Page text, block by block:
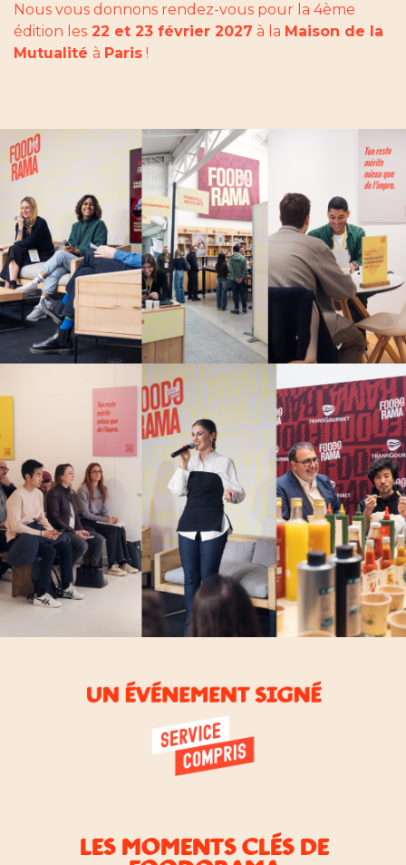
Nous vous donnons rendez-vous pour la 4ème
édition les 22 et 23 février 2027 à la Maison de la
Mutualité à Paris !
LES MOMENTS CLÉS DE